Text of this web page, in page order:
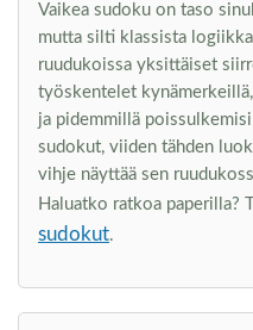
Vaikea sudoku on taso
mutta silti klassista
ruudukoissa yksittäiset
työskentelet
ja pidemmillä
sudokut, viiden tähden
vihje näyttää sen
Haluatko ratkoa paperilla?
sudokut.